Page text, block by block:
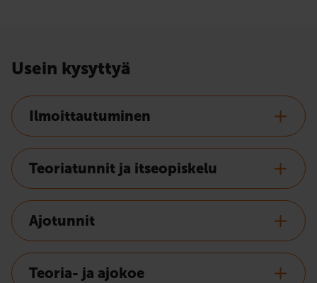
Usein kysyttyä
Ilmoittautuminen
Teoriatunnit ja itseopiskelu
Ajotunnit
Teoria- ja ajokoe